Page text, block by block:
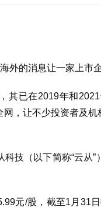
的消息让一家上市企
已在2019年和2021
，让不少投资者及
技（以下简称“云从”
元/股，截至1月31